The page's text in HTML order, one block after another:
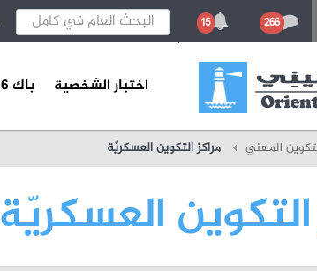
266
15
اختبار الشخصية باك 2026
المهني مراكز التكوين العسكريّة
التكوين العسكريّة